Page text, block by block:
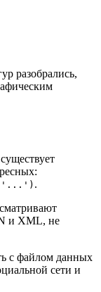
разобрались,
.
и XML, не
с файлом данных
сети и